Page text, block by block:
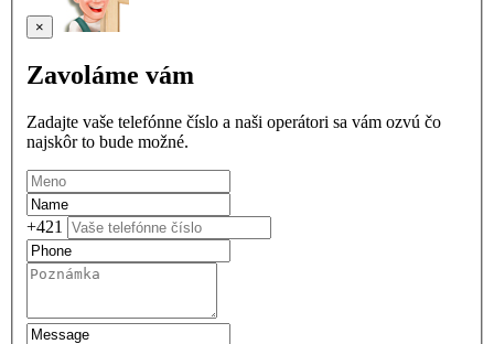
×
Zavoláme vám
Zadajte vaše telefónne číslo a naši operátori sa vám ozvú čo
najskôr to bude možné.
+421